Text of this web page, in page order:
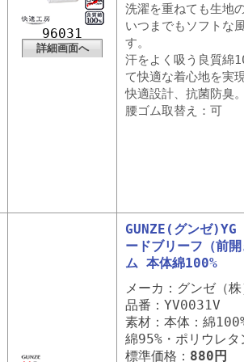
96031
詳細画面へ
洗濯を重ねても生地
いつまでもソフトな
す。
汗をよく吸う良質綿
て快適な着心地を実
快適設計、抗菌防臭。
腰ゴム取替え：可
GUNZE(グンゼ)YG
ードブリーフ（前
ム 本体綿100%
メーカ：グンゼ（株
品番：YV0031V
素材：本体：綿
綿95%・ポリウレタ
標準価格： 880円